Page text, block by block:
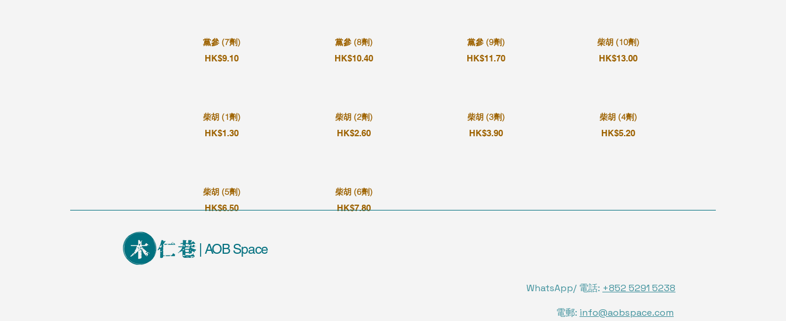
黨參 (7劑)
HK$9.10
柴胡 (1劑)
HK$1.30
柴胡 (5劑)
HK$6.50
黨參 (8劑)
HK$10.40
柴胡 (2劑)
HK$2.60
柴胡 (6劑)
HK$7.80
黨參 (9劑)
HK$11.70
柴胡 (3劑)
HK$3.90
柴胡 (10劑)
HK$13.00
柴胡 (4劑)
HK$5.20
| AOB Space
WhatsApp/ 電話: +852 5291 5238
電郵: info@aobspace.com